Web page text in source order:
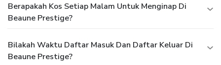
Berapakah Kos Setiap Malam Untuk Menginap Di
Beaune Prestige?
Bilakah Waktu Daftar Masuk Dan Daftar Keluar Di
Beaune Prestige?